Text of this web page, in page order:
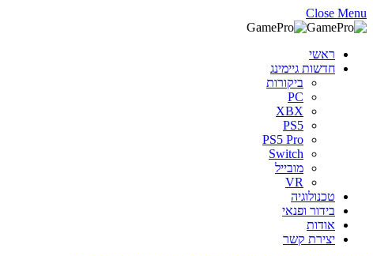
Close Menu
ראשי
חדשות גיימינג
ביקורות
PC
XBX
PS5
PS5 Pro
Switch
מובייל
VR
טכנולוגיה
בידור ופנאי
אודות
יצירת קשר